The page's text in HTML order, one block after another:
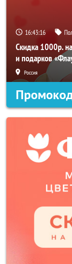
16:43:14
Скидка 1000р.
и подарков
Россия